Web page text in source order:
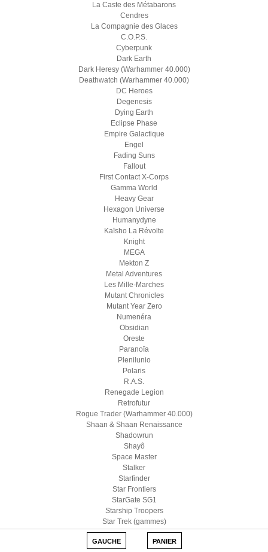
La Caste des Métabarons
Cendres
La Compagnie des Glaces
C.O.P.S.
Cyberpunk
Dark Earth
Dark Heresy (Warhammer 40.000)
Deathwatch (Warhammer 40.000)
DC Heroes
Degenesis
Dying Earth
Eclipse Phase
Empire Galactique
Engel
Fading Suns
Fallout
First Contact X-Corps
Gamma World
Heavy Gear
Hexagon Universe
Humanydyne
Kaïsho La Révolte
Knight
MEGA
Mekton Z
Metal Adventures
Les Mille-Marches
Mutant Chronicles
Mutant Year Zero
Numenéra
Obsidian
Oreste
Paranoïa
Plenilunio
Polaris
R.A.S.
Renegade Legion
Retrofutur
Rogue Trader (Warhammer 40.000)
Shaan & Shaan Renaissance
Shadowrun
Shayô
Space Master
Stalker
Starfinder
Star Frontiers
StarGate SG1
Starship Troopers
Star Trek (gammes)
Star Wars D6
Star Wars (Edge)
GAUCHE PANIER